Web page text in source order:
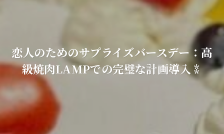
恋人のためのサプライズバースデー：高
級焼肉LAMPでの完璧な計画導入⁑